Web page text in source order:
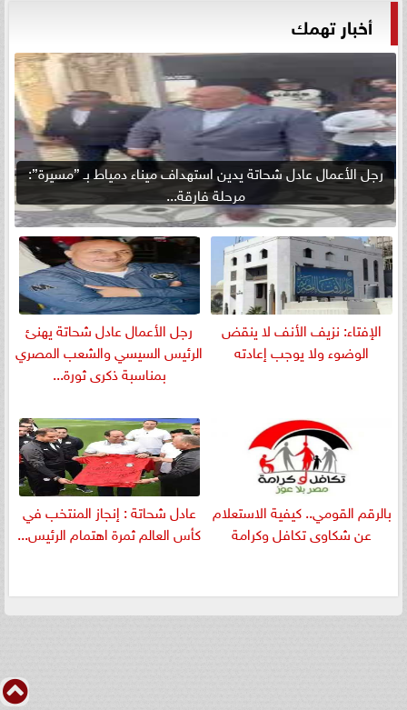
أخبار تهمك
رجل الأعمال عادل شحاتة يدين استهداف ميناء دمياط بـ ”مسيرة”:
مرحلة فارقة...
الإفتاء: نزيف الأنف لا ينقض
الوضوء ولا يوجب إعادته
رجل الأعمال عادل شحاتة يهنئ
الرئيس السيسي والشعب المصري
بمناسبة ذكرى ثورة...
بالرقم القومي.. كيفية الاستعلام
عن شكاوى تكافل وكرامة
عادل شحاتة : إنجاز المنتخب في
كأس العالم ثمرة اهتمام الرئيس...